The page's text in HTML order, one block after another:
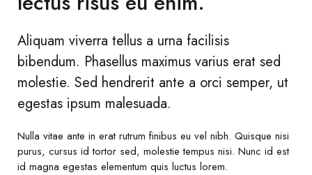
Aliquam viverra tellus a urna facilisis
bibendum. Phasellus maximus varius erat sed
molestie. Sed hendrerit ante a orci semper, ut
egestas ipsum malesuada.
Nulla vitae ante in erat rutrum finibus eu vel nibh. Quisque nisi
purus, cursus id tortor sed, molestie tempus nisi. Nunc id est
id magna egestas elementum quis luctus lorem.